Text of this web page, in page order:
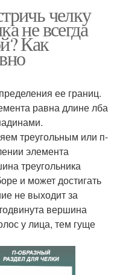
челку
не всегда
Как
ее границ.
равна длине лба
треугольным или п-
элемента
треугольника
и может достигать
не выходит за
вершина
у лица, тем гуще